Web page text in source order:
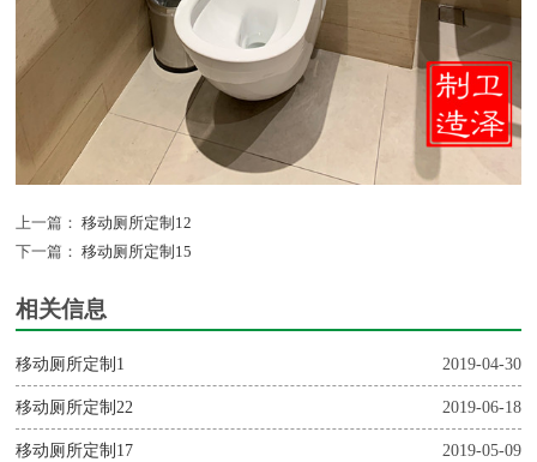
上一篇： 移动厕所定制12
下一篇： 移动厕所定制15
相关信息
2019-04-30
移动厕所定制1
2019-06-18
移动厕所定制22
2019-05-09
移动厕所定制17